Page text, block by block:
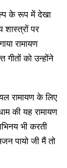
के रूप में देखा
शास्त्रों पर
रामायण
गीतों को उन्होंने
रामायण के लिए
की यह रामायण
भी करती
पायो जी मैं तो